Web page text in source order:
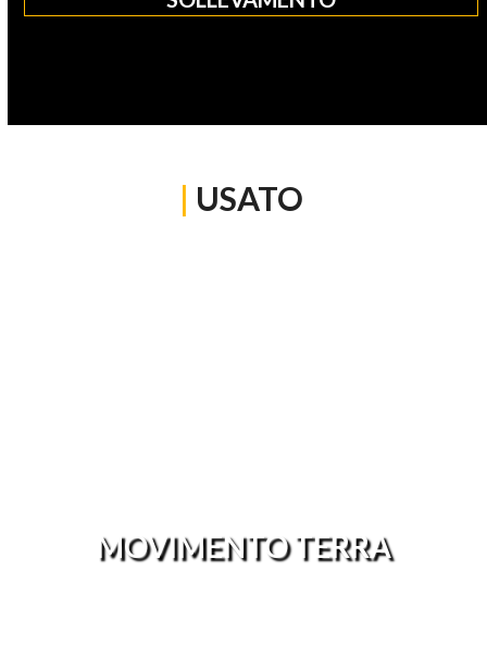
| USATO
MOVIMENTO TERRA